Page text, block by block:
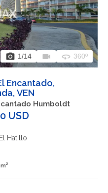
photo_camera 1/14 videocam 360 360º
Encantado,
VEN
Humboldt
USD
Hatillo